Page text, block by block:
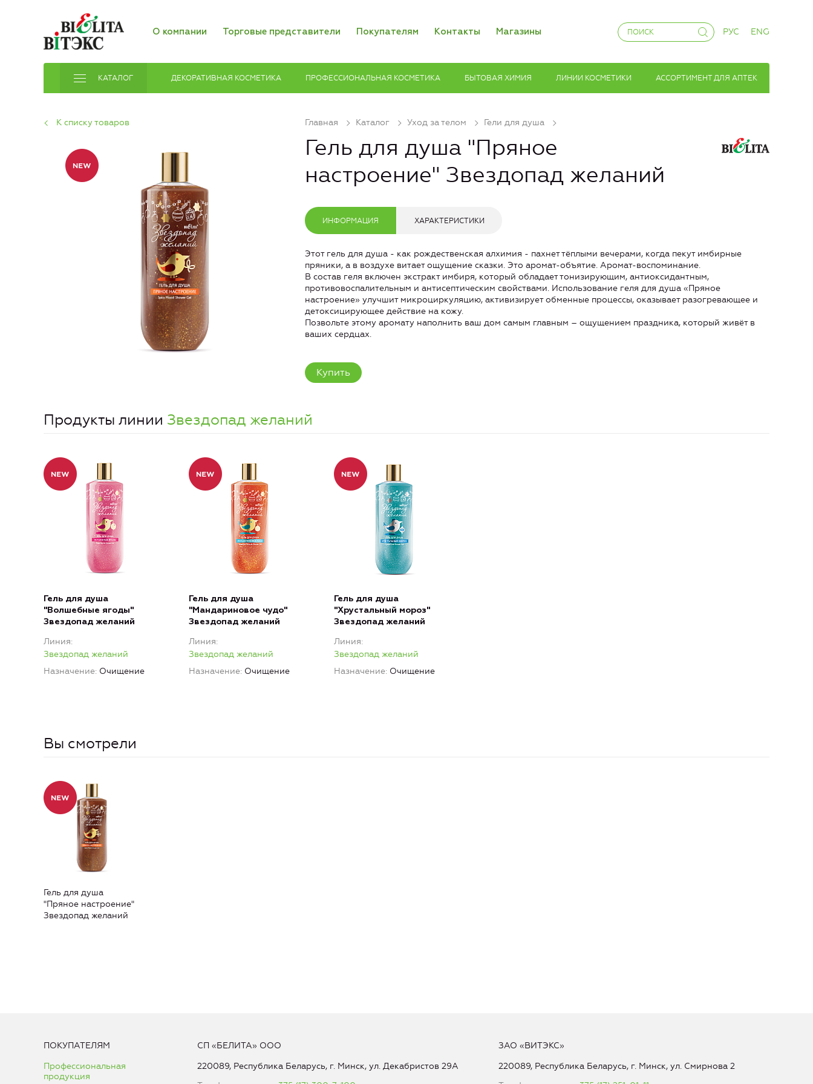
О компании Торговые представители Покупателям Контакты Магазины РУС ENG
КАТАЛОГ ДЕКОРАТИВНАЯ КОСМЕТИКА ПРОФЕССИОНАЛЬНАЯ КОСМЕТИКА БЫТОВАЯ ХИМИЯ ЛИНИИ КОСМЕТИКИ АССОРТИМЕНТ ДЛЯ АПТЕК
Главная Каталог Уход за телом Гели для душа
К списку товаров
Гель для душа "Пряное
настроение" Звездопад желаний
ИНФОРМАЦИЯ ХАРАКТЕРИСТИКИ
Этот гель для душа - как рождественская алхимия - пахнет тёплыми вечерами, когда пекут имбирные
пряники, а в воздухе витает ощущение сказки. Это аромат-объятие. Аромат-воспоминание.
В состав геля включен экстракт имбиря, который обладает тонизирующим, антиоксидантным,
противовоспалительным и антисептическим свойствами. Использование геля для душа «Пряное
настроение» улучшит микроциркуляцию, активизирует обменные процессы, оказывает разогревающее и
детоксицирующее действие на кожу.
Позвольте этому аромату наполнить ваш дом самым главным – ощущением праздника, который живёт в
ваших сердцах.
Купить
Продукты линии Звездопад желаний
Гель для душа
"Волшебные ягоды"
Звездопад желаний
Линия
Звездопад желаний
Назначение Очищение
Гель для душа
"Мандариновое чудо"
Звездопад желаний
Линия
Звездопад желаний
Назначение Очищение
Гель для душа
"Хрустальный мороз"
Звездопад желаний
Линия
Звездопад желаний
Назначение Очищение
Вы смотрели
Гель для душа
"Пряное настроение"
Звездопад желаний
ПОКУПАТЕЛЯМ
Профессиональная
продукция
СП «БЕЛИТА» ООО
220089, Республика Беларусь, г. Минск, ул. Декабристов 29А
ЗАО «ВИТЭКС»
220089, Республика Беларусь, г. Минск, ул. Смирнова 2